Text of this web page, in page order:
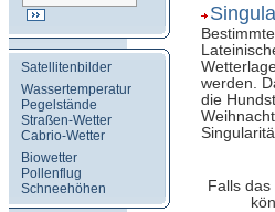
Satellitenbilder
Wassertemperatur
Pegelstände
Straßen-Wetter
Cabrio-Wetter
Biowetter
Pollenflug
Schneehöhen
werden.
die
Falls